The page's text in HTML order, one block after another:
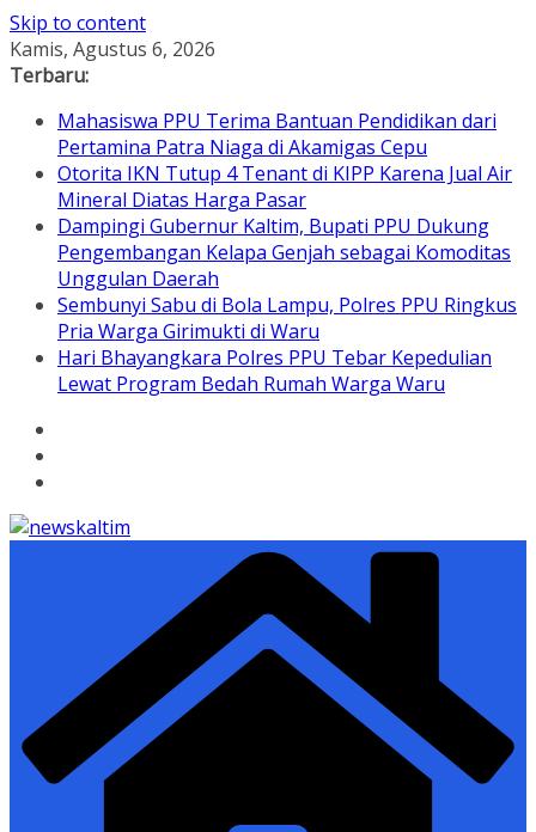
Skip to content
Kamis, Agustus 6, 2026
Terbaru:
Mahasiswa PPU Terima Bantuan Pendidikan dari
Pertamina Patra Niaga di Akamigas Cepu
Otorita IKN Tutup 4 Tenant di KIPP Karena Jual Air
Mineral Diatas Harga Pasar
Dampingi Gubernur Kaltim, Bupati PPU Dukung
Pengembangan Kelapa Genjah sebagai Komoditas
Unggulan Daerah
Sembunyi Sabu di Bola Lampu, Polres PPU Ringkus
Pria Warga Girimukti di Waru
Hari Bhayangkara Polres PPU Tebar Kepedulian
Lewat Program Bedah Rumah Warga Waru